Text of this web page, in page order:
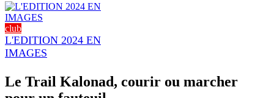
club
L'EDITION 2024 EN
IMAGES
Le Trail Kalonad, courir ou marcher